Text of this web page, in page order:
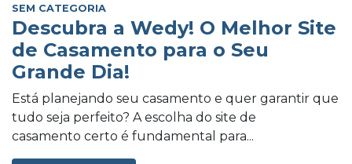
SEM CATEGORIA
Descubra a Wedy! O Melhor Site
de Casamento para o Seu
Grande Dia!
Está planejando seu casamento e quer garantir que
tudo seja perfeito? A escolha do site de
casamento certo é fundamental para...